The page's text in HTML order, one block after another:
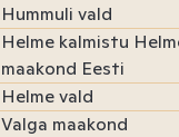
Hummuli vald
Helme kalmistu
maakond Eesti
Helme vald
Valga maakond